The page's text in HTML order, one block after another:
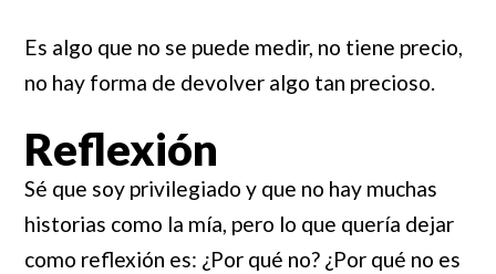
Es algo que no se puede medir, no tiene precio,
no hay forma de devolver algo tan precioso.
Reflexión
Sé que soy privilegiado y que no hay muchas
historias como la mía, pero lo que quería dejar
como reflexión es: ¿Por qué no? ¿Por qué no es